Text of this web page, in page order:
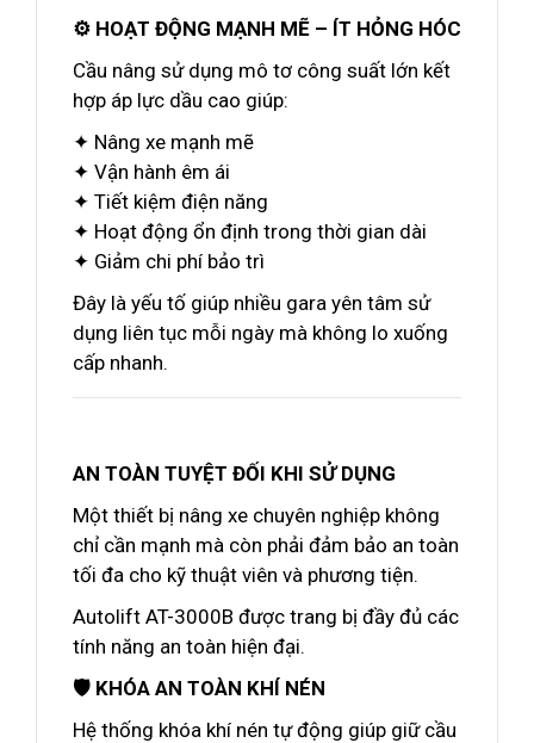
⚙️ HOẠT ĐỘNG MẠNH MẼ – ÍT HỎNG HÓC
Cầu nâng sử dụng mô tơ công suất lớn kết
hợp áp lực dầu cao giúp:
✦ Nâng xe mạnh mẽ
✦ Vận hành êm ái
✦ Tiết kiệm điện năng
✦ Hoạt động ổn định trong thời gian dài
✦ Giảm chi phí bảo trì
Đây là yếu tố giúp nhiều gara yên tâm sử
dụng liên tục mỗi ngày mà không lo xuống
cấp nhanh.
AN TOÀN TUYỆT ĐỐI KHI SỬ DỤNG
Một thiết bị nâng xe chuyên nghiệp không
chỉ cần mạnh mà còn phải đảm bảo an toàn
tối đa cho kỹ thuật viên và phương tiện.
Autolift AT-3000B được trang bị đầy đủ các
tính năng an toàn hiện đại.
🛡️ KHÓA AN TOÀN KHÍ NÉN
Hệ thống khóa khí nén tự động giúp giữ cầu